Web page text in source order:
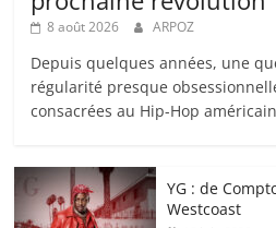
8 août 2026 ARPOZ
Depuis quelques années, une
régularité presque
consacrées au Hip-Hop
YG : de
Westcoast